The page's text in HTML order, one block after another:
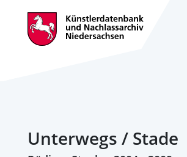
Unterwegs / Stade